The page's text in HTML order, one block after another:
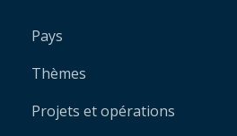
Pays
Thèmes
Projets et opérations